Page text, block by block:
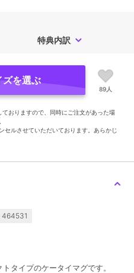
特典内訳
を選ぶ
89人
おりますので、同時にご注文があった場
セルさせていただいております。あらかじ
464531
タイプのケータイマグです。